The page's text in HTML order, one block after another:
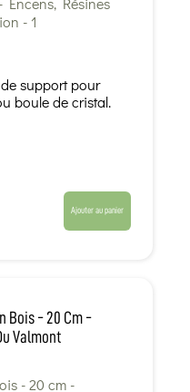
support pour
boule de cristal.
Ajouter au panier
Bois - 20 Cm -
Valmont